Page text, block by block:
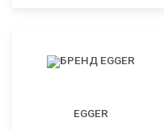
EGGER